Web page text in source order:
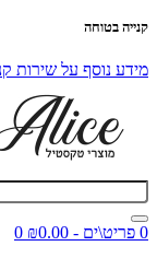
קנייה בטוחה
מידע נוסף על שירות
0 פריט\ים - ₪0.00
0